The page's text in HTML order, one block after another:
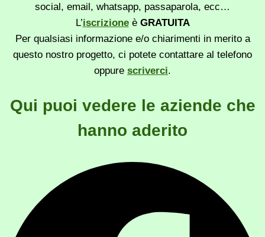
social, email, whatsapp, passaparola, ecc…
L’iscrizioneè GRATUITA
Per qualsiasi informazione e/o chiarimenti in merito a
questo nostro progetto, ci potete contattare al telefono
oppure scriverci.
Qui puoi vedere le aziende che
hanno aderito